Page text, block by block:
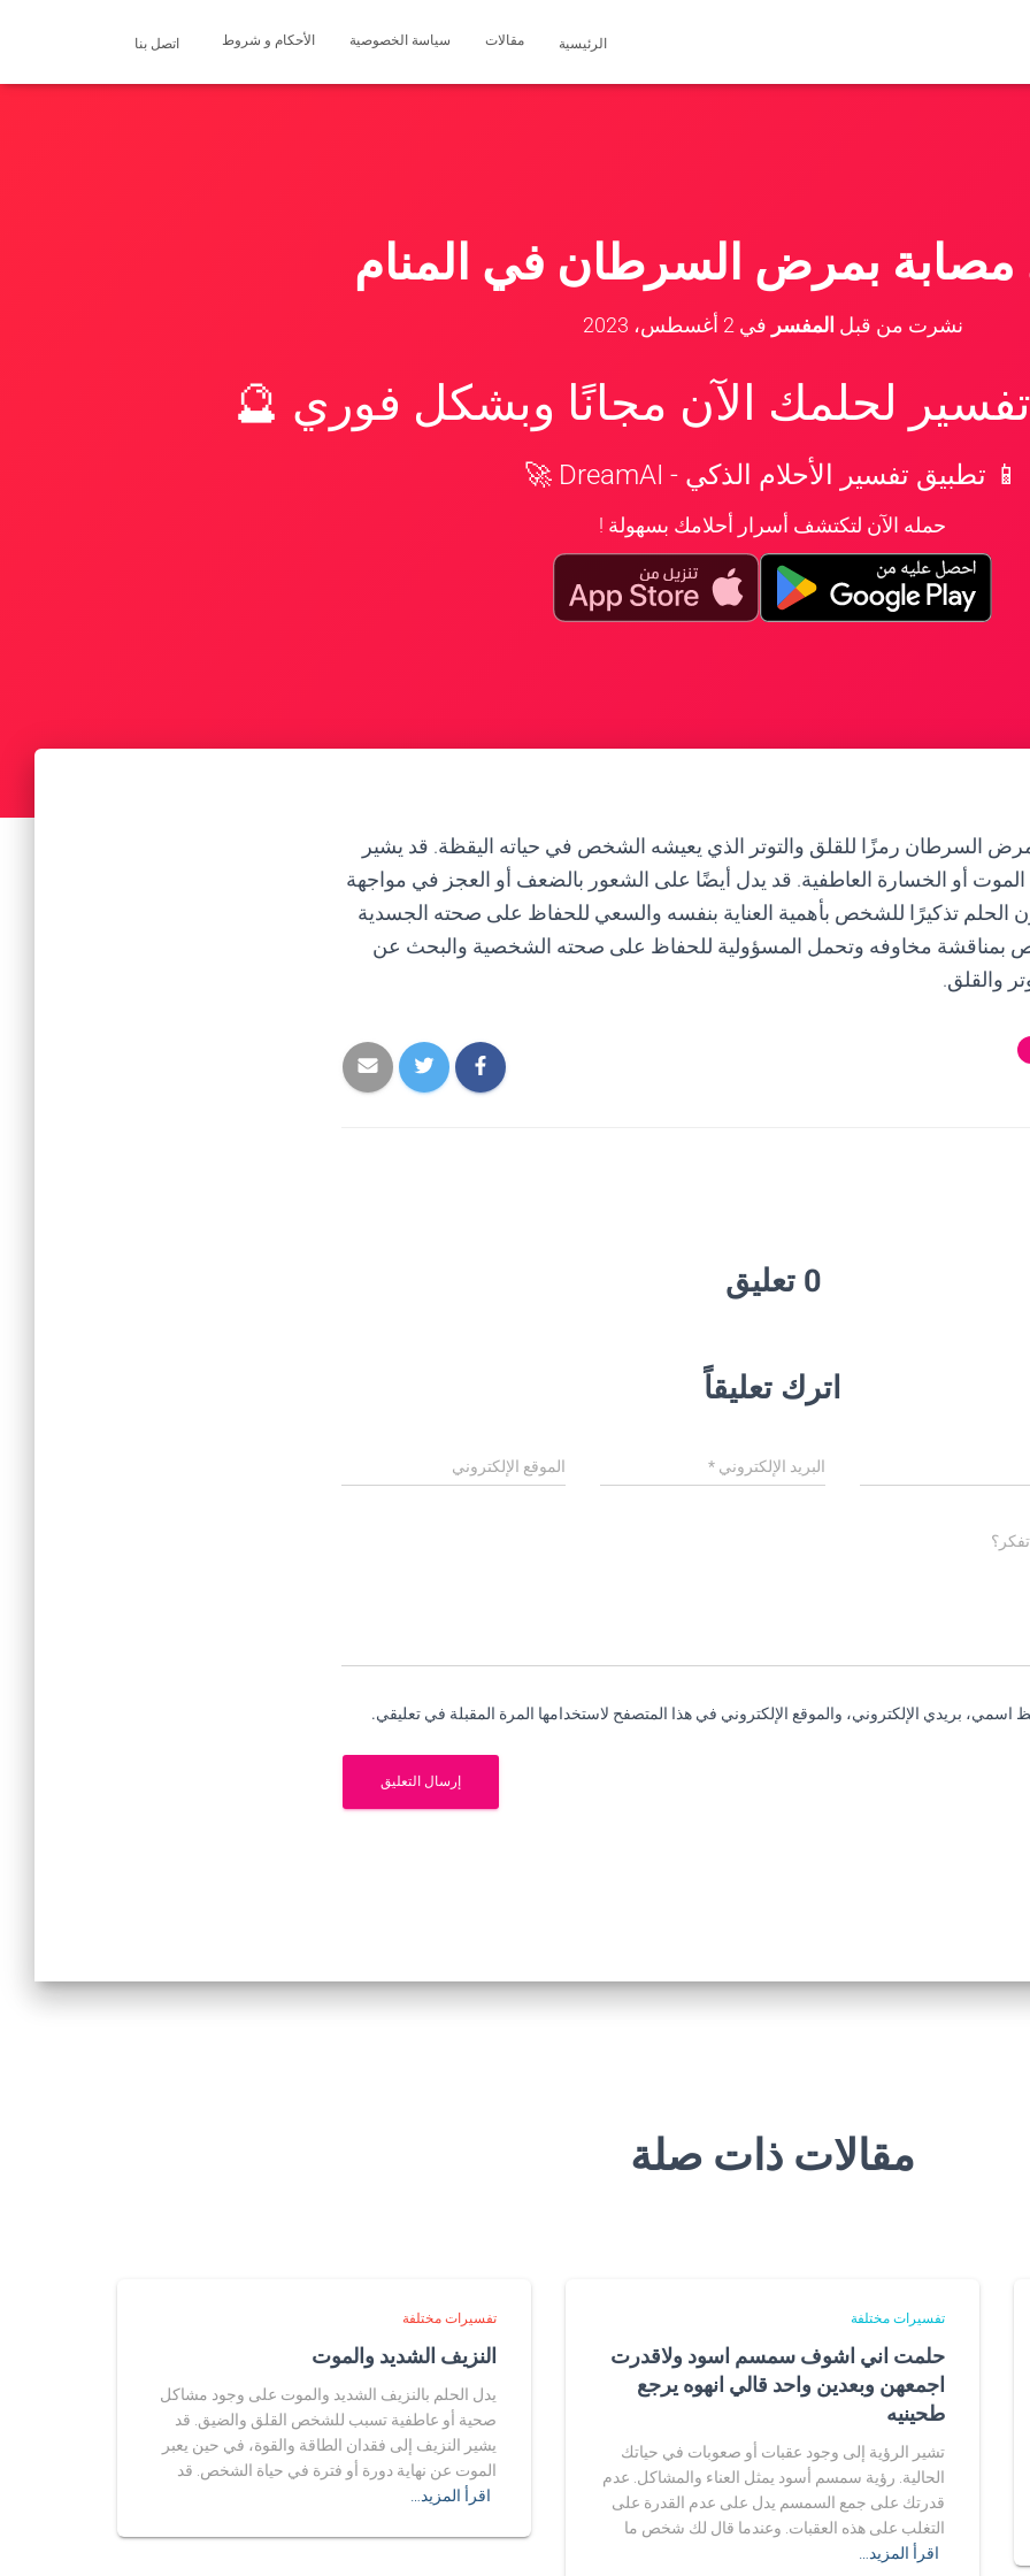
الرئيسية مقالات سياسة الخصوصية الأحكام و شروط اتصل بنا
مصابة بمرض السرطان في المنام
نشرت من قبل المفسر في 2 أغسطس، 2023
لحلمك الآن مجانًا وبشكل فوري 🔮
📱 تطبيق تفسير الأحلام الذكي - DreamAI 🚀
حمله الآن لتكتشف أسرار أحلامك بسهولة !
بمرض السرطان رمزًا للقلق والتوتر الذي يعيشه الشخص في حياته اليقظة. قد يشير
أو الخسارة العاطفية. قد يدل أيضًا على الشعور بالضعف أو العجز في مواجهة
الحلم تذكيرًا للشخص بأهمية العناية بنفسه والسعي للحفاظ على صحته الجسدية
بمناقشة مخاوفه وتحمل المسؤولية للحفاظ على صحته الشخصية والبحث عن
والقلق.
0 تعليق
اترك تعليقاً
البريد الإلكتروني* الموقع الإلكتروني
اسمي، بريدي الإلكتروني، والموقع الإلكتروني في هذا المتصفح لاستخدامها المرة المقبلة في تعليقي.
مقالات ذات صلة
تفسيرات مختلفة
حلمت اني اشوف سمسم اسود ولاقدرت
اجمعهن وبعدين واحد قالي انهوه يرجع
طحينيه
تشير الرؤية إلى وجود عقبات أو صعوبات في حياتك
الحالية. رؤية سمسم أسود يمثل العناء والمشاكل. عدم
قدرتك على جمع السمسم يدل على عدم القدرة على
التغلب على هذه العقبات. وعندما قال لك شخص ما
اقرأ المزيد…
تفسيرات مختلفة
النزيف الشديد والموت
يدل الحلم بالنزيف الشديد والموت على وجود مشاكل
صحية أو عاطفية تسبب للشخص القلق والضيق. قد
يشير النزيف إلى فقدان الطاقة والقوة، في حين يعبر
الموت عن نهاية دورة أو فترة في حياة الشخص. قد
اقرأ المزيد…